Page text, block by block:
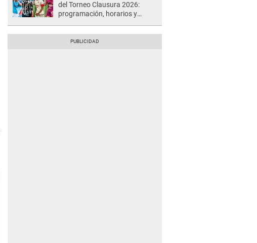
del Torneo Clausura 2026:
programación, horarios y